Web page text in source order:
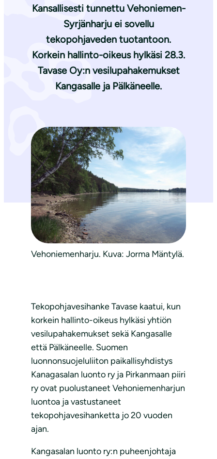
Kansallisesti tunnettu Vehoniemen-
Syrjänharju ei sovellu
tekopohjaveden tuotantoon.
Korkein hallinto-oikeus hylkäsi 28.3.
Tavase Oy:n vesilupahakemukset
Kangasalle ja Pälkäneelle.
Vehoniemenharju. Kuva: Jorma Mäntylä.
Tekopohjavesihanke Tavase kaatui, kun
korkein hallinto-oikeus hylkäsi yhtiön
vesilupahakemukset sekä Kangasalle
että Pälkäneelle. Suomen
luonnonsuojeluliiton paikallisyhdistys
Kanagasalan luonto ry ja Pirkanmaan piiri
ry ovat puolustaneet Vehoniemenharjun
luontoa ja vastustaneet
tekopohjavesihanketta jo 20 vuoden
ajan.
Kangasalan luonto ry:n puheenjohtaja